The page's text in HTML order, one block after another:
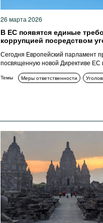
26 марта 2026
В ЕС появятся единые
коррупцией посредством
Сегодня Европейский парламент
посвященную новой Директиве ЕС
Темы Меры ответственности